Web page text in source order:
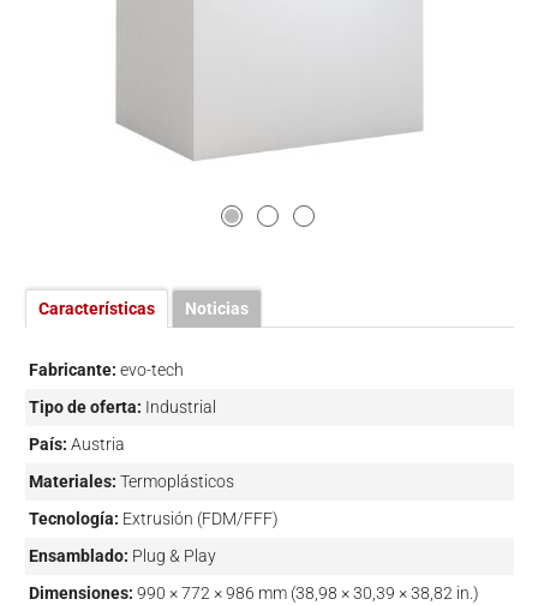
Características Noticias
Fabricante: evo-tech
Tipo de oferta: Industrial
País: Austria
Materiales: Termoplásticos
Tecnología: Extrusión (FDM/FFF)
Ensamblado: Plug & Play
Dimensiones: 990 × 772 × 986 mm (38,98 × 30,39 × 38,82 in.)